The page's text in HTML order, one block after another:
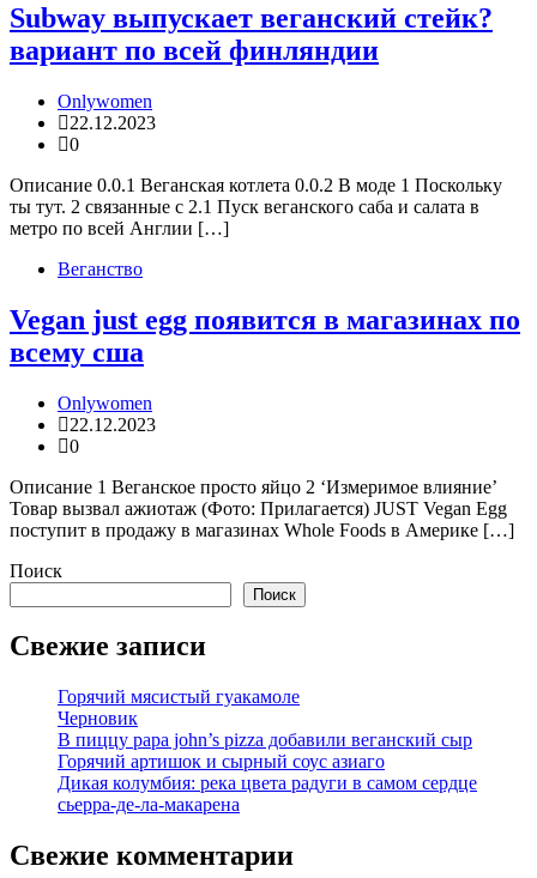
Subway выпускает веганский стейк?
вариант по всей финляндии
Onlywomen
22.12.2023
0
Описание 0.0.1 Веганская котлета 0.0.2 В моде 1 Поскольку
ты тут. 2 связанные с 2.1 Пуск веганского саба и салата в
метро по всей Англии […]
Веганство
Vegan just egg появится в магазинах по
всему сша
Onlywomen
22.12.2023
0
Описание 1 Веганское просто яйцо 2 ‘Измеримое влияние’
Товар вызвал ажиотаж (Фото: Прилагается) JUST Vegan Egg
поступит в продажу в магазинах Whole Foods в Америке […]
Поиск
Поиск
Свежие записи
Горячий мясистый гуакамоле
Черновик
В пиццу papa john’s pizza добавили веганский сыр
Горячий артишок и сырный соус азиаго
Дикая колумбия: река цвета радуги в самом сердце
сьерра-де-ла-макарена
Свежие комментарии